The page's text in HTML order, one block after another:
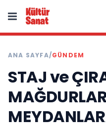
ANA SAYFA/GÜNDEM
STAJ ve